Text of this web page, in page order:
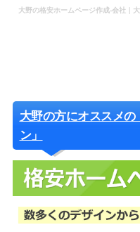
大野の格安ホームページ作成-会社｜
大野の方にオススメ
ン」